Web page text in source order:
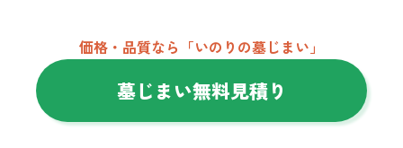
価格・品質なら「いのりの墓じまい」
墓じまい無料見積り